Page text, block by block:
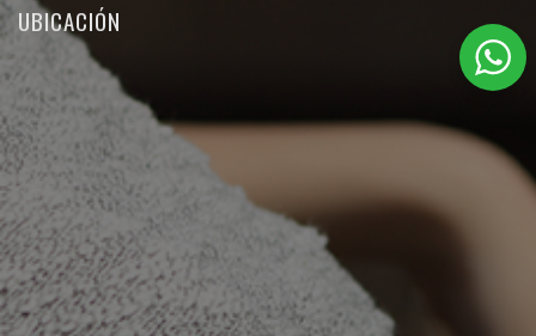
UBICACIÓN